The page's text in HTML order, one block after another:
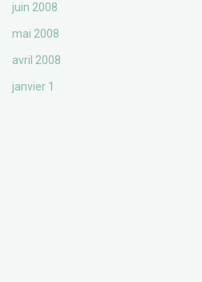
juin 2008
mai 2008
avril 2008
janvier 1